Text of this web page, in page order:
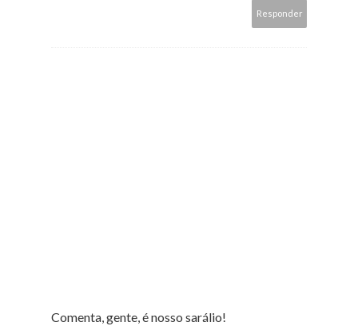
Responder
Comenta, gente, é nosso sarálio!